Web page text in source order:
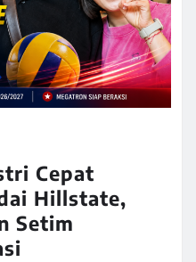
Cepat
Hillstate,
Setim